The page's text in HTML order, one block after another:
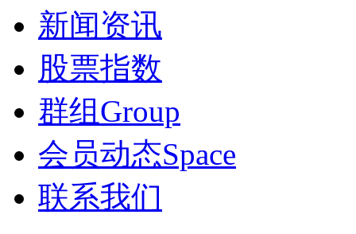
新闻资讯
股票指数
群组 Group
会员动态Space
联系我们